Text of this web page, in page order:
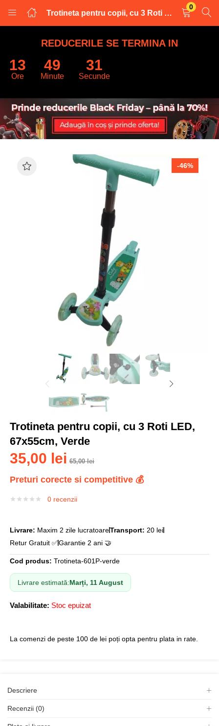
Trotineta pentru copii, cu 3 Roti LED, 67x55cm, Verde
0
LOGARE
INREGISTRARE
Introduceti numele de utilizator și parola pentru a va autentifica.
Logare
Parola uitata?
REDUCERILE SE TERMINA IN
13
Ore
49
Minute
30
Secunde
-46%
Trotineta pentru copii, cu 3 Roti LED,
67x55cm, Verde
35,00 lei 65,00lei
Preturi corecte si competitive 💰
0 recenzii
Livrare: Maxim 2 zile lucratoareTransport: 20 lei
Retur Gratuit ✅Garantie 2 ani 🤝
Cod produs: Trotineta-601P-verde
Livrare estimată:Marți, 11 August
Valabilitate: Stoc epuizat
La comenzi de peste 100 de lei poți opta pentru plata in rate.
Descriere
Recenzii (0)